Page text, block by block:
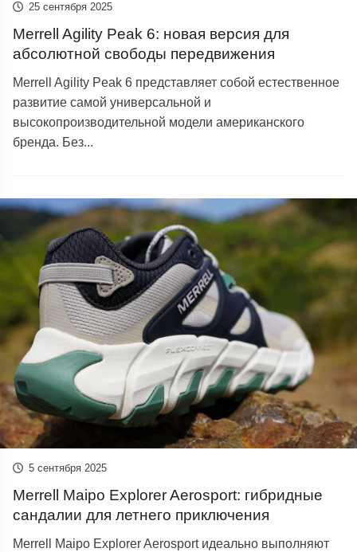
25 сентября 2025
Merrell Agility Peak 6: новая версия для
абсолютной свободы передвижения
Merrell Agility Peak 6 представляет собой естественное
развитие самой универсальной и
высокопроизводительной модели американского
бренда. Без...
5 сентября 2025
Merrell Maipo Explorer Aerosport: гибридные
сандалии для летнего приключения
Merrell Maipo Explorer Aerosport идеально выполняют